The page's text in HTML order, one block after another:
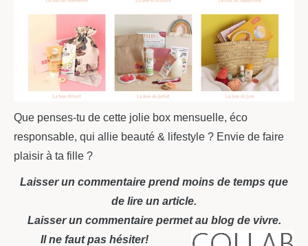
Que penses-tu de cette jolie box mensuelle, éco
responsable, qui allie beauté & lifestyle ? Envie de faire
plaisir à ta fille ?
Laisser un commentaire prend moins de temps que
de lire un article.
Laisser un commentaire permet au blog de vivre.
Il ne faut pas hésiter!